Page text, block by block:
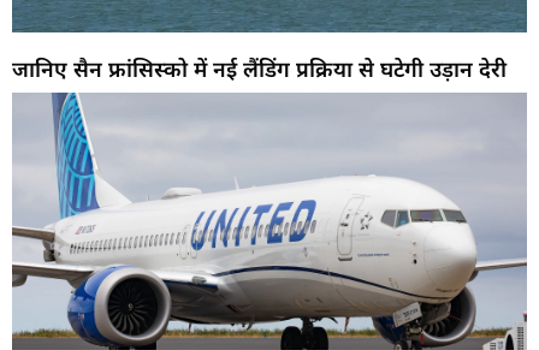
जानिए सैन फ्रांसिस्को में नई लैंडिंग प्रक्रिया से घटेगी उड़ान देरी